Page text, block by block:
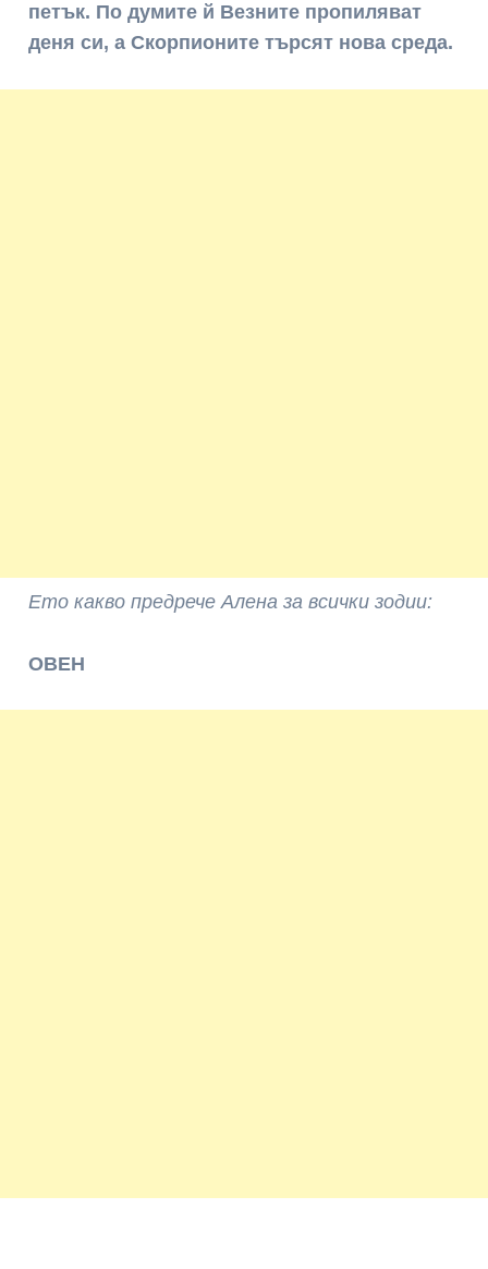
петък. По думите й Везните пропиляват
деня си, а Скорпионите търсят нова среда.
Ето какво предрече Алена за всички зодии:
ОВЕН